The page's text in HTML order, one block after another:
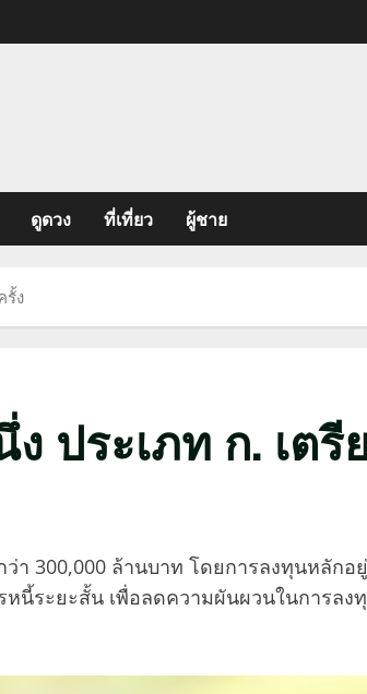
ดูดวง ที่เที่ยว ผู้ชาย
รั้ง
ประเภท ก. เตรี
300,000 ล้านบาท โดยการลงทุนหลักอ
นี้ระยะสั้น เพื่อลดความผันผวนในการลง